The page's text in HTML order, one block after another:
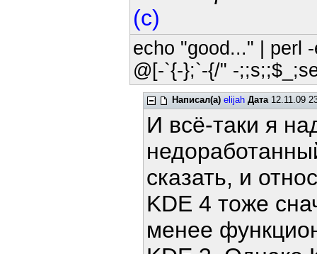
(с)
echo "good..." | perl
@[-`{-};`-{/" -
Написал(а) elijah Дата12.11.09
И всё-таки я
сказать, и
KDE 4 тоже
менее